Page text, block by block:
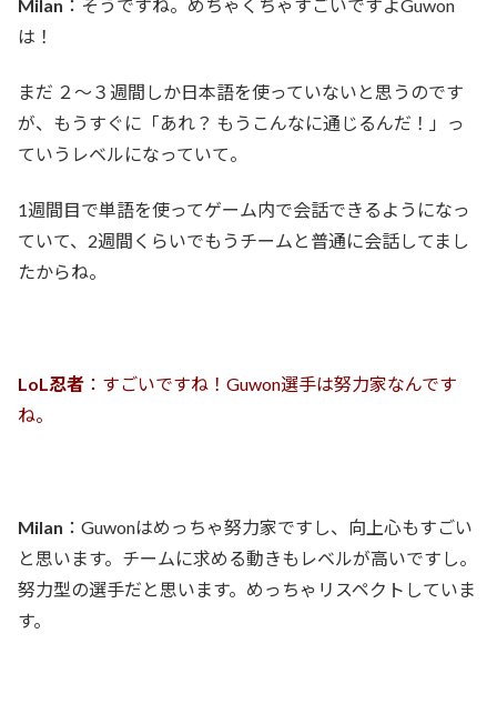
Milan ：そうですね。めちゃくちゃすごいですよGuwon
は！
まだ ２〜３週間しか日本語を使っていないと思うのです
が、もうすぐに「あれ？ もうこんなに通じるんだ！」っ
ていうレベルになっていて。
1週間目で単語を使ってゲーム内で会話できるようになっ
ていて、2週間くらいでもうチームと普通に会話してまし
たからね。
LoL忍者 ：すごいですね！Guwon選手は努力家なんです
ね。
Milan ：Guwonはめっちゃ努力家ですし、向上心もすごい
と思います。チームに求める動きもレベルが高いですし。
努力型の選手だと思います。めっちゃリスペクトしていま
す。